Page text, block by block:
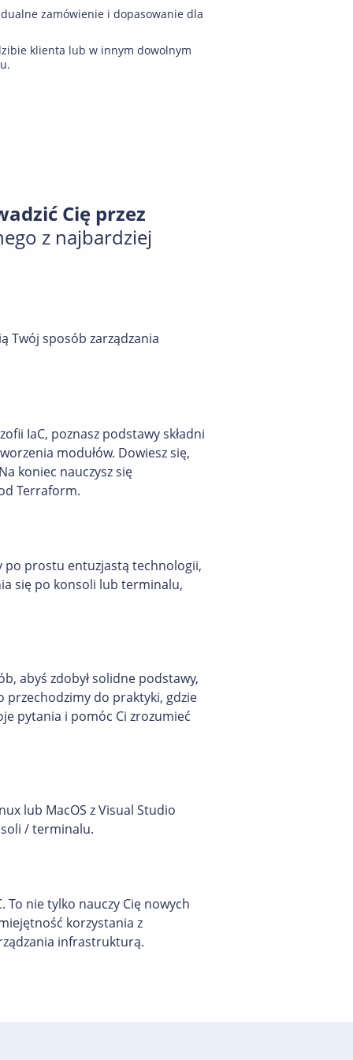
zamówienie i dopasowanie dla
klienta lub w innym dowolnym
Cię przez
z najbardziej
Twój sposób zarządzania
IaC, poznasz podstawy składni
modułów. Dowiesz się,
koniec nauczysz się
Terraform.
po prostu entuzjastą technologii,
się po konsoli lub terminalu,
abyś zdobył solidne podstawy,
przechodzimy do praktyki, gdzie
pytania i pomóc Ci zrozumieć
lub MacOS z Visual Studio
/ terminalu.
nie tylko nauczy Cię nowych
korzystania z
infrastrukturą.